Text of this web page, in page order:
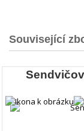
Související